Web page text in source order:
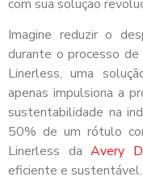
com sua solução
Imagine reduzir o
durante o processo
Linerless, uma
apenas impulsiona a
sustentabilidade na
50% de um rótulo
Linerless daAvery
eficiente e sustentável.